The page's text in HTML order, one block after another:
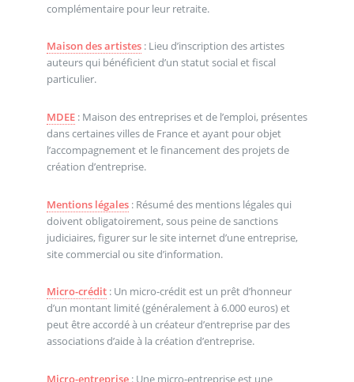
complémentaire pour leur retraite.
Maison des artistes: Lieu d’inscription des artistes
auteurs qui bénéficient d’un statut social et fiscal
particulier.
MDEE: Maison des entreprises et de l’emploi, présentes
dans certaines villes de France et ayant pour objet
l’accompagnement et le financement des projets de
création d’entreprise.
Mentions légales: Résumé des mentions légales qui
doivent obligatoirement, sous peine de sanctions
judiciaires, figurer sur le site internet d’une entreprise,
site commercial ou site d’information.
Micro-crédit: Un micro-crédit est un prêt d’honneur
d’un montant limité (généralement à 6.000 euros) et
peut être accordé à un créateur d’entreprise par des
associations d’aide à la création d’entreprise.
Micro-entreprise: Une micro-entreprise est une